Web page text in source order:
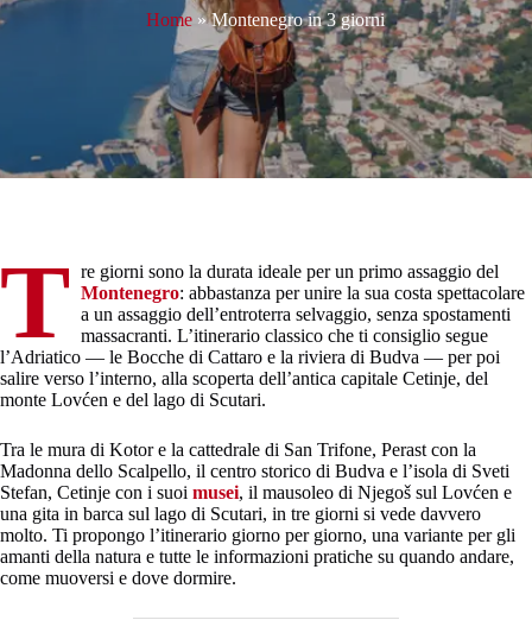
Home »Montenegro in 3 giorni
T re giorni sono la durata ideale per un primo assaggio del
Montenegro: abbastanza per unire la sua costa spettacolare
a un assaggio dell’entroterra selvaggio, senza spostamenti
massacranti. L’itinerario classico che ti consiglio segue
l’Adriatico — le Bocche di Cattaro e la riviera di Budva — per poi
salire verso l’interno, alla scoperta dell’antica capitale Cetinje, del
monte Lovćen e del lago di Scutari.
Tra le mura di Kotor e la cattedrale di San Trifone, Perast con la
Madonna dello Scalpello, il centro storico di Budva e l’isola di Sveti
Stefan, Cetinje con i suoi musei, il mausoleo di Njegoš sul Lovćen e
una gita in barca sul lago di Scutari, in tre giorni si vede davvero
molto. Ti propongo l’itinerario giorno per giorno, una variante per gli
amanti della natura e tutte le informazioni pratiche su quando andare,
come muoversi e dove dormire.